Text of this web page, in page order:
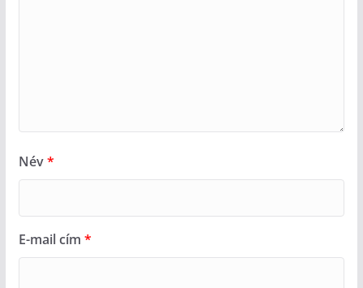
Név*
E-mail cím *